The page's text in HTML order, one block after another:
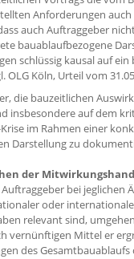
Anforderungen
auch Auftraggeber
bauablaufbezogene
schlüssig kausal auf
OLG Köln, Urteil vom
die bauzeitlichen
insbesondere auf dem
im Rahmen einer
Darstellung zu
der
bei jeglichen
oder
relevant sind,
vernünftigen Mittel er
des Gesamtbauablaufs